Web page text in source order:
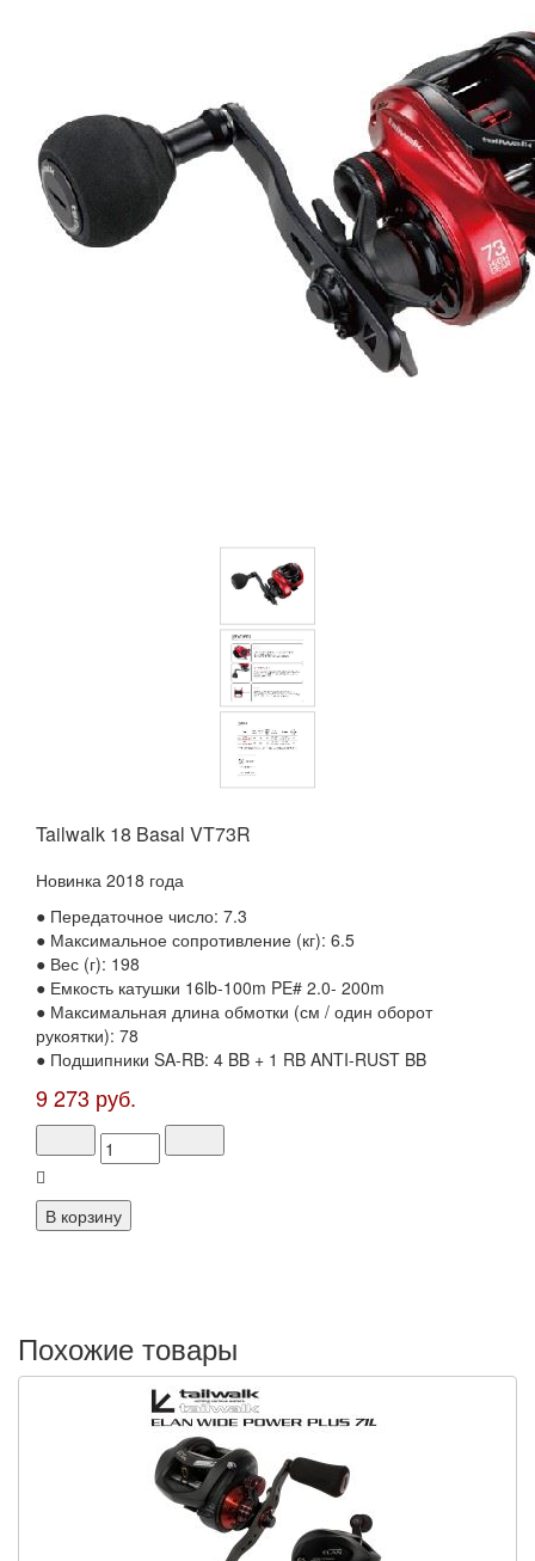
Tailwalk 18 Basal VT73R
Новинка 2018 года
● Передаточное число: 7.3
● Максимальное сопротивление (кг): 6.5
● Вес (г): 198
● Емкость катушки 16lb-100m PE# 2.0- 200m
● Максимальная длина обмотки (см / один оборот
рукоятки): 78
● Подшипники SA-RB: 4 BB + 1 RB ANTI-RUST BB
9 273 руб.
Похожие товары